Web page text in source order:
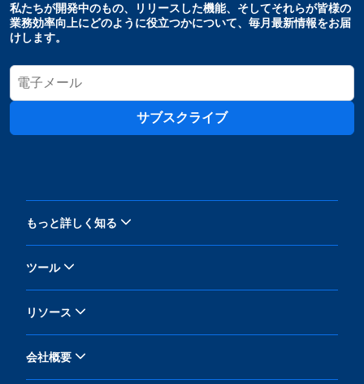
私たちが開発中のもの、リリースした機能、そしてそれらが皆様の
業務効率向上にどのように役立つかについて、毎月最新情報をお届
けします。
サブスクライブ
もっと詳しく知る
ツール
リソース
会社概要